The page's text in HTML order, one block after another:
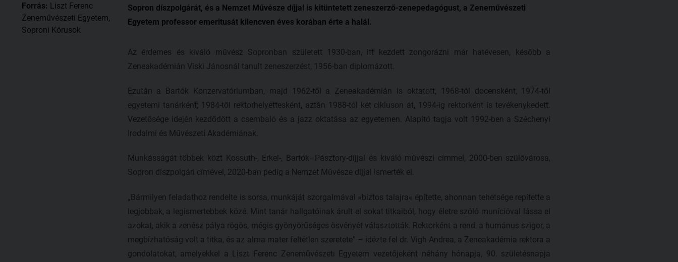
Forrás: Liszt Ferenc
Zeneművészeti Egyetem,
Soproni Kórusok
Sopron díszpolgárát, és a Nemzet Művésze díjjal is kitüntetett zeneszerző-zenepedagógust, a Zeneművészeti
Egyetem professor emeritusát kilencven éves korában érte a halál.
Az érdemes és kiváló művész Sopronban született 1930-ban, itt kezdett zongorázni már hatévesen, később a
Zeneakadémián Viski Jánosnál tanult zeneszerzést, 1956-ban diplomázott.
Ezután a Bartók Konzervatóriumban, majd 1962-től a Zeneakadémián is oktatott, 1968-tól docensként, 1974-től
egyetemi tanárként; 1984-től rektorhelyettesként, aztán 1988-tól két cikluson át, 1994-ig rektorként is tevékenykedett.
Vezetősége idején kezdődött a csembaló és a jazz oktatása az egyetemen. Alapító tagja volt 1992-ben a Széchenyi
Irodalmi és Művészeti Akadémiának.
Munkásságát többek közt Kossuth-, Erkel-, Bartók–Pásztory-díjjal és kiváló művészi címmel, 2000-ben szülővárosa,
Sopron díszpolgári címével, 2020-ban pedig a Nemzet Művésze díjjal ismerték el.
„Bármilyen feladathoz rendelte is sorsa, munkáját szorgalmával »biztos talajra« építette, ahonnan tehetsége repítette a
legjobbak, a legismertebbek közé. Mint tanár hallgatóinak árult el sokat titkaiból, hogy életre szóló munícióval lássa el
azokat, akik a zenész pálya rögös, mégis gyönyörűséges ösvényét választották. Rektorként a rend, a humánus szigor, a
megbízhatóság volt a titka, és az alma mater feltétlen szeretete” – idézte fel dr. Vigh Andrea, a Zeneakadémia rektora a
gondolatokat, amelyekkel a Liszt Ferenc Zeneművészeti Egyetem vezetőjeként néhány hónapja, 90. születésnapja